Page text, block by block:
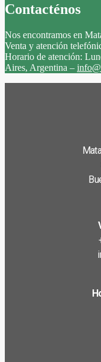
Contacténos
Nos encontramos en
Venta y atención
Horario de atención:
Aires, Argentina –